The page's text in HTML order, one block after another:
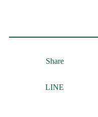
Share
LINE